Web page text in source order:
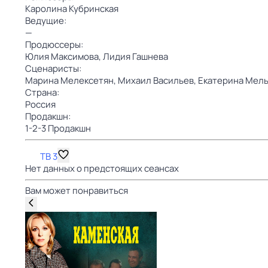
Каролина Кубринская
Ведущие:
—
Продюссеры:
Юлия Максимова,Лидия Гашнева
Сценаристы:
Марина Мелексетян, Михаил Васильев, Екатерина
Страна:
Россия
Продакшн:
1-2-3 Продакшн
ТВ 3
Нет данных о предстоящих сеансах
Вам может понравиться